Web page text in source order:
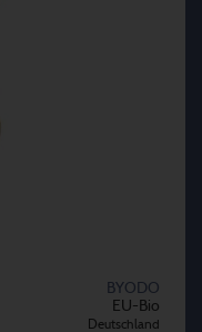
BYODO
EU-Bio
Deutschland